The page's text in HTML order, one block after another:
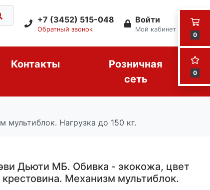
0
0
+7 (3452) 515-048
Обратный звонок
Войти
Мой кабинет
Контакты
Розничная
сеть
Нагрузка до 150 кг.
Дьюти МБ. Обивка - экокожа, цвет
Механизм мультиблок.